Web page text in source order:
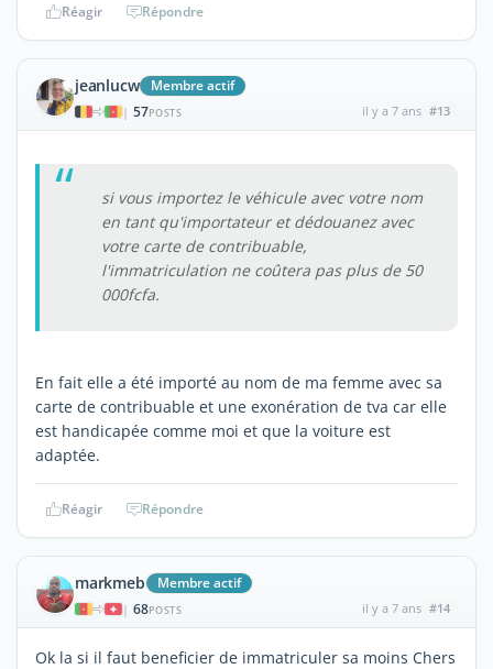
Réagir Répondre
jeanlucw Membre actif
| 57POSTS il y a 7 ans #13
si vous importez le véhicule avec votre nom
en tant qu'importateur et dédouanez avec
votre carte de contribuable,
l'immatriculation ne coûtera pas plus de 50
000fcfa.
En fait elle a été importé au nom de ma femme avec sa
carte de contribuable et une exonération de tva car elle
est handicapée comme moi et que la voiture est
adaptée.
Réagir Répondre
markmeb Membre actif
| 68POSTS il y a 7 ans #14
Ok la si il faut beneficier de immatriculer sa moins Chers